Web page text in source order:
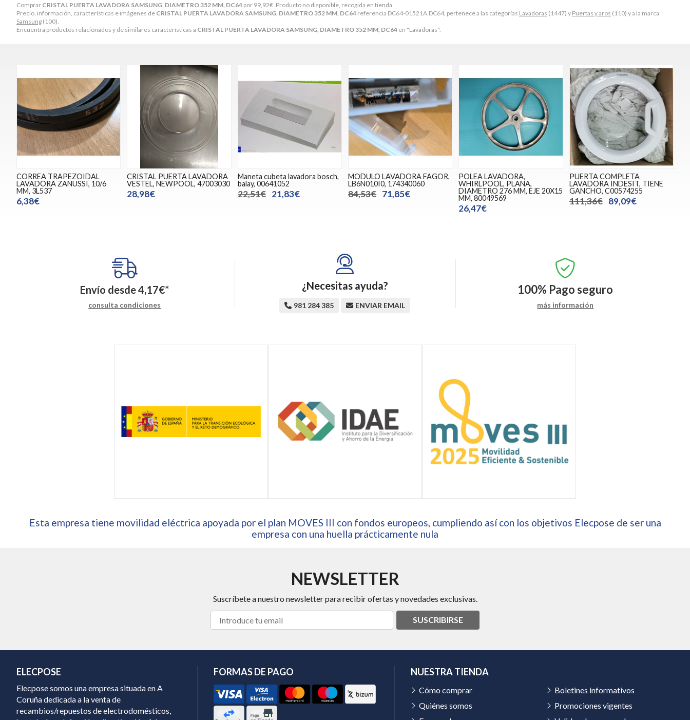
Comprar CRISTAL PUERTA LAVADORA SAMSUNG, DIAMETRO 352 MM, DC64 por 99,92€ . Producto no disponible, recogida en tienda.
Precio, información, características e imágenes de CRISTAL PUERTA LAVADORA SAMSUNG, DIAMETRO 352 MM, DC64 referencia DC64-01521A,DC64, pertenece a las categorías Lavadoras (1447) y Puertas y aros (110) y a la marca
Samsung (100).
Encuentra productos relacionados y de similares características a CRISTAL PUERTA LAVADORA SAMSUNG, DIAMETRO 352 MM, DC64 en "Lavadoras".
CORREA TRAPEZOIDAL
LAVADORA ZANUSSI, 10/6
MM, 3L537
6,38€
CRISTAL PUERTA LAVADORA
VESTEL, NEWPOOL, 47003030
28,98€
Maneta cubeta lavadora bosch,
balay, 00641052
22,51€ 21,83€
MODULO LAVADORA FAGOR,
LB6N010I0, 174340060
84,53€ 71,85€
POLEA LAVADORA,
WHIRLPOOL, PLANA,
DIAMETRO 276 MM, EJE 20X15
MM, 80049569
26,47€
PUERTA COMPLETA
LAVADORA INDESIT, TIENE
GANCHO, C00574255
111,36€ 89,09€
Envío desde4,17€*
consulta condiciones
¿Necesitas ayuda?
981 284 385 ENVIAR EMAIL
100% Pago seguro
más información
Esta empresa tiene movilidad eléctrica apoyada por el plan MOVES III con fondos europeos, cumpliendo así con los objetivos Elecpose de ser una
empresa con una huella prácticamente nula
NEWSLETTER
Suscríbete a nuestro newsletter para recibir ofertas y novedades exclusivas.
SUSCRIBIRSE
ELECPOSE
Elecpose somos una empresa situada en A
Coruña dedicada a la venta de
recambios/repuestos de electrodomésticos,
FORMAS DE PAGO NUESTRA TIENDA
Cómo comprar
Quiénes somos
Boletines informativos
Promociones vigentes